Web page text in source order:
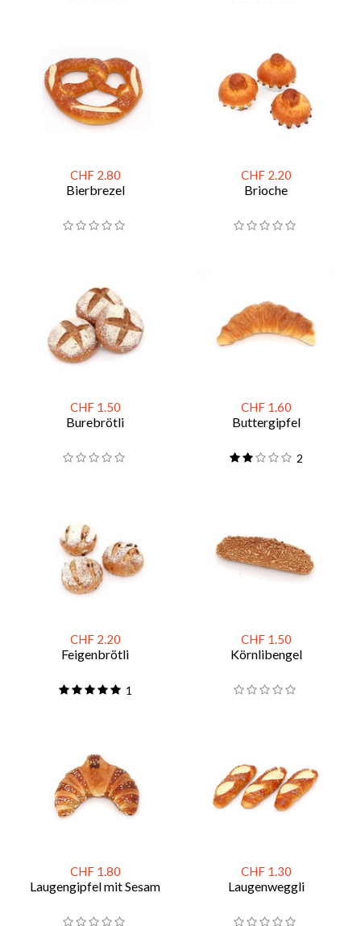
CHF 2.80
Bierbrezel
CHF 2.20
Brioche
CHF 1.50
Burebrötli
CHF 1.60
Buttergipfel
2
CHF 2.20
Feigenbrötli
1
CHF 1.50
Körnlibengel
CHF 1.80
Laugengipfel mit Sesam
CHF 1.30
Laugenweggli